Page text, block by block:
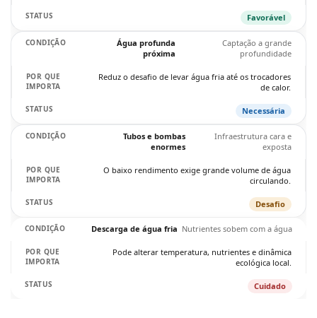
Favorável
Água profunda
próxima
Captação a grande
profundidade
Reduz o desafio de levar água fria até os trocadores
de calor.
Necessária
Tubos e bombas
enormes
Infraestrutura cara e
exposta
O baixo rendimento exige grande volume de água
circulando.
Desafio
Descarga de água fria Nutrientes sobem com a água
Pode alterar temperatura, nutrientes e dinâmica
ecológica local.
Cuidado